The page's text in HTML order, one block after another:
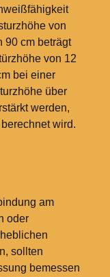
von
90 cm beträgt
von 12
bei einer
über
werden,
wird.
am
oder
sollten
bemessen